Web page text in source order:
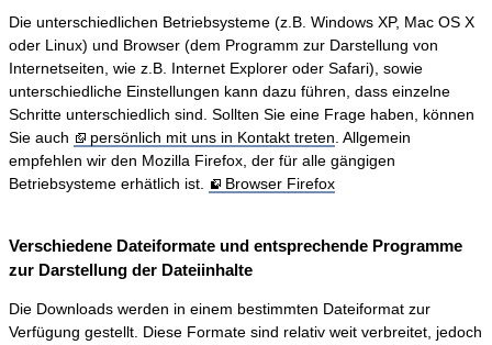
Die unterschiedlichen Betriebsysteme (z.B. Windows XP, Mac OS X
oder Linux) und Browser (dem Programm zur Darstellung von
Internetseiten, wie z.B. Internet Explorer oder Safari), sowie
unterschiedliche Einstellungen kann dazu führen, dass einzelne
Schritte unterschiedlich sind. Sollten Sie eine Frage haben, können
Sie auch
persönlich mit uns in Kontakt treten . Allgemein
empfehlen wir den Mozilla Firefox, der für alle gängigen
Betriebsysteme erhätlich ist.
Browser Firefox
Verschiedene Dateiformate und entsprechende Programme
zur Darstellung der Dateiinhalte
Die Downloads werden in einem bestimmten Dateiformat zur
Verfügung gestellt. Diese Formate sind relativ weit verbreitet, jedoch